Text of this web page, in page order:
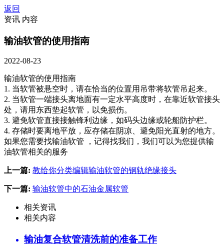
返回
资讯 内容
输油软管的使用指南
2022-08-23
输油软管的使用指南
1. 当软管被悬空时，请在恰当的位置用吊带将软管吊起来。
2. 当软管一端接头离地面有一定水平高度时，在靠近软管接头
处，请用东西垫起软管，以免损伤。
3. 避免软管直接接触锋利边缘，如码头边缘或轮船防护栏。
4. 存储时要离地平放，应存储在阴凉、避免阳光直射的地方。
如果您需要找输油软管 ，记得找我们，我们可以为您提供输
油软管相关的服务
上一篇: 教给你分类编辑输油软管的钢轨绝缘接头
下一篇: 输油软管中的石油金属软管
相关资讯
相关内容
输油复合软管清洗前的准备工作